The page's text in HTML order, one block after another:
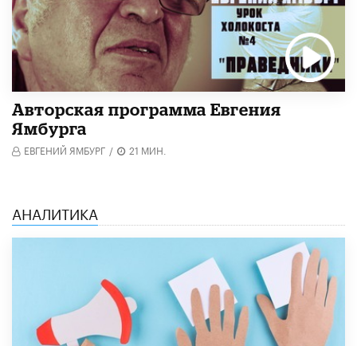
Авторская программа Евгения
Ямбурга
ЕВГЕНИЙ ЯМБУРГ / 21 МИН.
АНАЛИТИКА